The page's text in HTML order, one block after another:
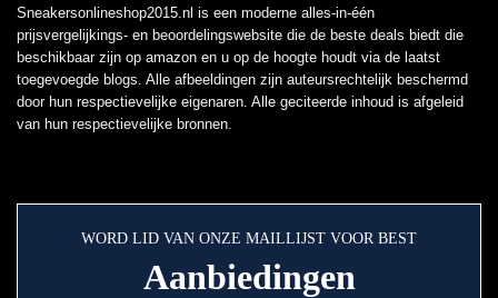
Sneakersonlineshop2015.nl is een moderne alles-in-één
prijsvergelijkings- en beoordelingswebsite die de beste deals biedt die
beschikbaar zijn op amazon en u op de hoogte houdt via de laatst
toegevoegde blogs. Alle afbeeldingen zijn auteursrechtelijk beschermd
door hun respectievelijke eigenaren. Alle geciteerde inhoud is afgeleid
van hun respectievelijke bronnen.
WORD LID VAN ONZE MAILLIJST VOOR BEST
Aanbiedingen